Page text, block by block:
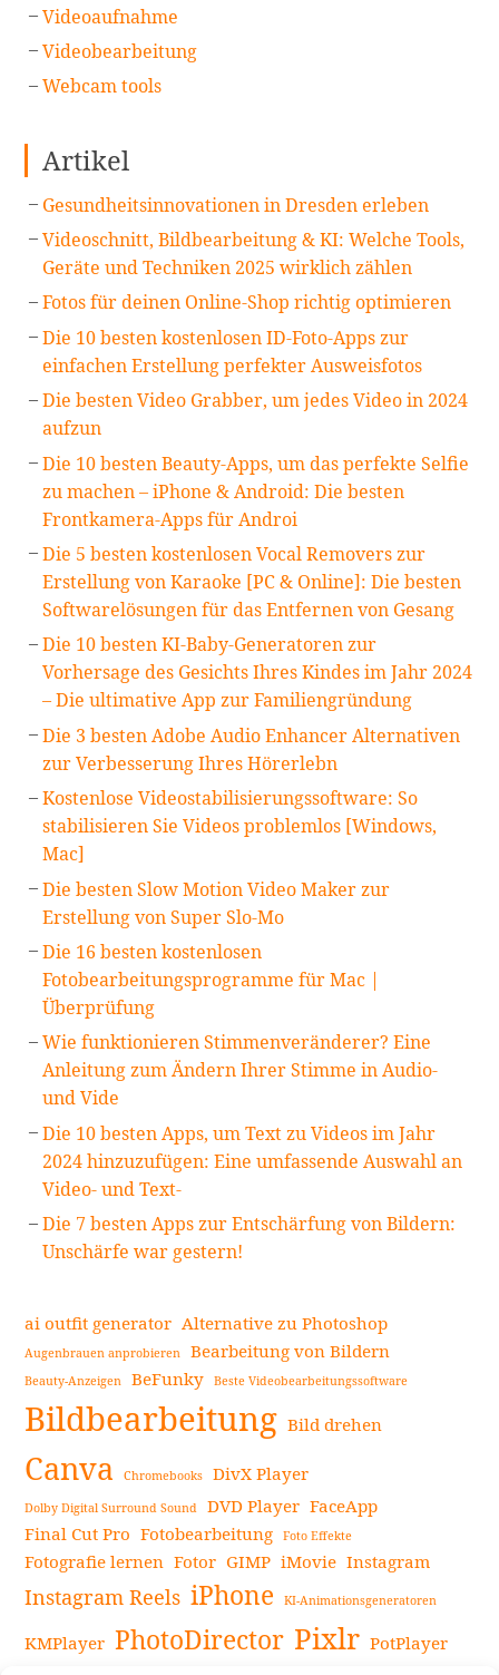
Videoaufnahme
Videobearbeitung
Webcam tools
Artikel
Gesundheitsinnovationen in Dresden erleben
Videoschnitt, Bildbearbeitung & KI: Welche Tools,
Geräte und Techniken 2025 wirklich zählen
Fotos für deinen Online-Shop richtig optimieren
Die 10 besten kostenlosen ID-Foto-Apps zur
einfachen Erstellung perfekter Ausweisfotos
Die besten Video Grabber, um jedes Video in 2024
aufzun
Die 10 besten Beauty-Apps, um das perfekte Selfie
zu machen – iPhone & Android: Die besten
Frontkamera-Apps für Androi
Die 5 besten kostenlosen Vocal Removers zur
Erstellung von Karaoke [PC & Online]: Die besten
Softwarelösungen für das Entfernen von Gesang
Die 10 besten KI-Baby-Generatoren zur
Vorhersage des Gesichts Ihres Kindes im Jahr 2024
– Die ultimative App zur Familiengründung
Die 3 besten Adobe Audio Enhancer Alternativen
zur Verbesserung Ihres Hörerlebn
Kostenlose Videostabilisierungssoftware: So
stabilisieren Sie Videos problemlos [Windows,
Mac]
Die besten Slow Motion Video Maker zur
Erstellung von Super Slo-Mo
Die 16 besten kostenlosen
Fotobearbeitungsprogramme für Mac |
Überprüfung
Wie funktionieren Stimmenveränderer? Eine
Anleitung zum Ändern Ihrer Stimme in Audio-
und Vide
Die 10 besten Apps, um Text zu Videos im Jahr
2024 hinzuzufügen: Eine umfassende Auswahl an
Video- und Text-
Die 7 besten Apps zur Entschärfung von Bildern:
Unschärfe war gestern!
ai outfit generator Alternative zu Photoshop
Augenbrauen anprobieren Bearbeitung von Bildern
Beauty-Anzeigen BeFunky Beste Videobearbeitungssoftware
Bildbearbeitung Bild drehen
Canva Chromebooks DivX Player
Dolby Digital Surround Sound DVD Player FaceApp
Final Cut Pro Fotobearbeitung Foto Effekte
Fotografie lernen Fotor GIMP iMovie Instagram
Instagram Reels iPhone KI-Animationsgeneratoren
KMPlayer PhotoDirector Pixlr PotPlayer